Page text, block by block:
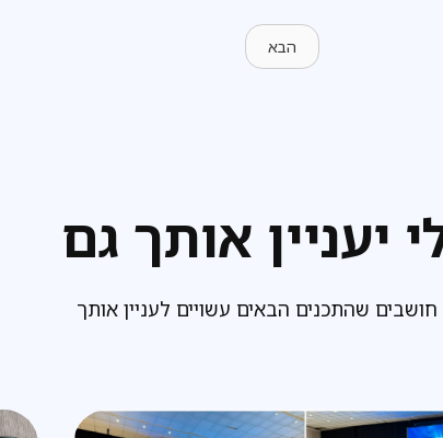
הבא
יעניין אותך גם
חושבים שהתכנים הבאים עשויים לעניין אותך